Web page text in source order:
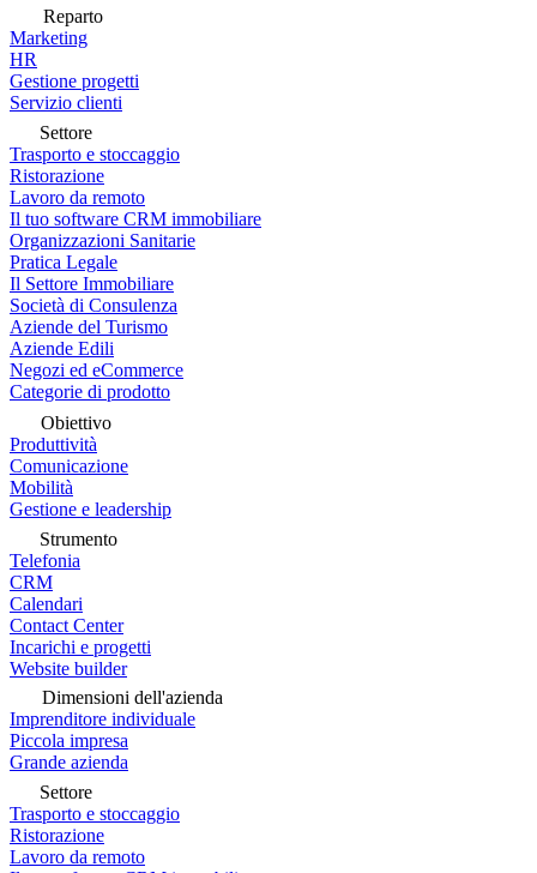
Reparto
Marketing
HR
Gestione progetti
Servizio clienti
Settore
Trasporto e stoccaggio
Ristorazione
Lavoro da remoto
Il tuo software CRM immobiliare
Organizzazioni Sanitarie
Pratica Legale
Il Settore Immobiliare
Società di Consulenza
Aziende del Turismo
Aziende Edili
Negozi ed eCommerce
Categorie di prodotto
Obiettivo
Produttività
Comunicazione
Mobilità
Gestione e leadership
Strumento
Telefonia
CRM
Calendari
Contact Center
Incarichi e progetti
Website builder
Dimensioni dell'azienda
Imprenditore individuale
Piccola impresa
Grande azienda
Settore
Trasporto e stoccaggio
Ristorazione
Lavoro da remoto